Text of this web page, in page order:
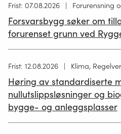
Høring
publisert
26.06.2026
Frist: 07.08.2026 Forurensning
Forsvarsbygg søker om
forurenset grunn ved
Høring
publisert
12.05.2026
Frist: 12.08.2026 Klima,
Høring av standardiserte
nullutslippsløsninger og
bygge- og anleggsplasser